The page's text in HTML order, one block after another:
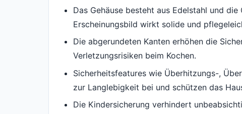
Das Gehäuse besteht aus Edelstahl und
Erscheinungsbild wirkt solide und
Die abgerundeten Kanten erhöhen die
Verletzungsrisiken beim Kochen.
Sicherheitsfeatures wie Überhitzungs-,
zur Langlebigkeit bei und schützen das
Die Kindersicherung verhindert